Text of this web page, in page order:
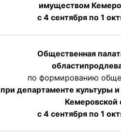
имуществом
с 4 сентября по 1
Общественная
области
по формированию
при департаменте культуры
Кемеровской
с 4 сентября по 1